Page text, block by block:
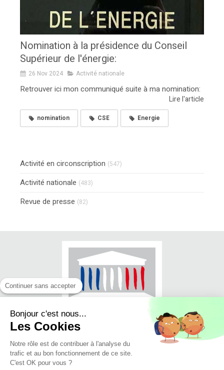
Nomination à la présidence du Conseil
Supérieur de l'énergie:
26 Nov 2024 Activité nationale
Retrouver ici mon communiqué suite à ma nomination:
Lire l'article
nomination CSE Energie
Activité en circonscription (547)
Activité nationale (483)
Revue de presse (82)
© Jean-Luc FUGIT - Député du Rhône
Continuer sans accepter
Bonjour c'est nous...
Les Cookies
Notre rôle est de contribuer à l'analyse du
trafic et au bon fonctionnement de ce site.
C'est OK pour vous ?